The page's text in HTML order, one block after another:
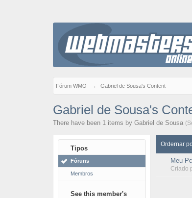
Fórum WMO → Gabriel de Sousa's Content
Gabriel de Sousa's
There have been 1 items by Gabriel de Sousa
Tipos
Fóruns
Membros
See this member's
Ordernar
Meu
Criado